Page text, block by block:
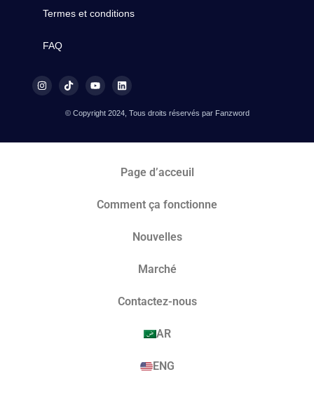
Termes et conditions
FAQ
© Copyright 2024, Tous droits réservés par Fanzword
Page d’acceuil
Comment ça fonctionne
Nouvelles
Marché​
Contactez-nous
AR
ENG